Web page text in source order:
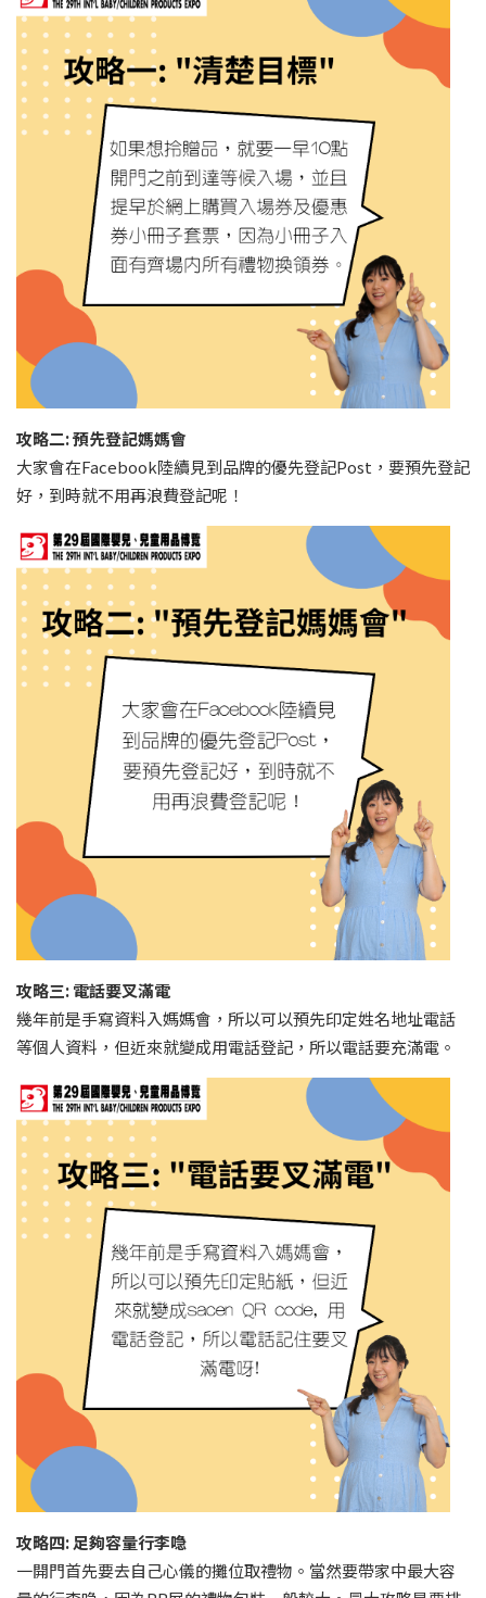
攻略二: 預先登記媽媽會
大家會在Facebook陸續見到品牌的優先登記Post，要預先登記
好，到時就不用再浪費登記呢！
攻略三: 電話要叉滿電
幾年前是手寫資料入媽媽會，所以可以預先印定姓名地址電話
等個人資料，但近來就變成用電話登記，所以電話要充滿電。
攻略四: 足夠容量行李喼
一開門首先要去自己心儀的攤位取禮物。當然要帶家中最大容